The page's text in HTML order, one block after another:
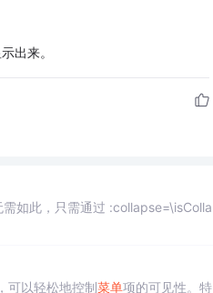
出来。
如此，只需通过 :collapse=\isColla
可以轻松地控制菜单项的可见性。特